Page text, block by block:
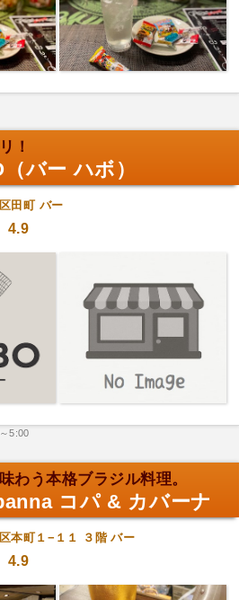
！
バー ハボ）
田町 バー
4.9
5:00
わう本格ブラジル料理。
コパ & カバーナ
本町１−１１ ３階 バー
4.9